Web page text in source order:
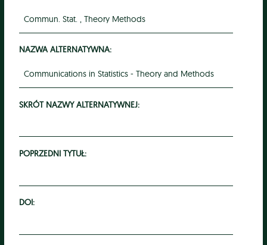
Commun. Stat. , Theory Methods
NAZWA ALTERNATYWNA:
Communications in Statistics - Theory and Methods
SKRÓT NAZWY ALTERNATYWNEJ:
POPRZEDNI TYTUŁ:
DOI: